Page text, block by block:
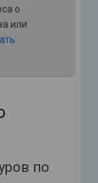
о
или
по